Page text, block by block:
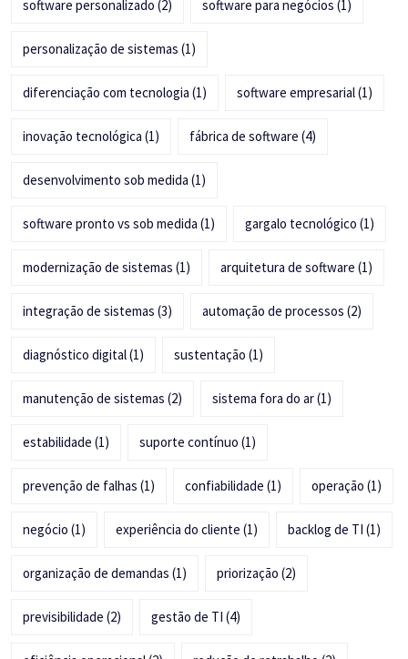
software personalizado (2) software para negócios (1)
personalização de sistemas (1)
diferenciação com tecnologia (1) software empresarial(1)
inovação tecnológica (1) fábrica de software (4)
desenvolvimento sob medida (1)
software pronto vs sob medida (1) gargalo tecnológico (1)
modernização de sistemas (1) arquitetura de software (1)
integração de sistemas (3) automação de processos (2)
diagnóstico digital(1) sustentação (1)
manutenção de sistemas (2) sistema fora do ar(1)
estabilidade (1) suporte contínuo (1)
prevenção de falhas (1) confiabilidade (1) operação (1)
negócio (1) experiência do cliente (1) backlog de TI (1)
organização de demandas (1) priorização (2)
previsibilidade (2) gestão de TI (4)